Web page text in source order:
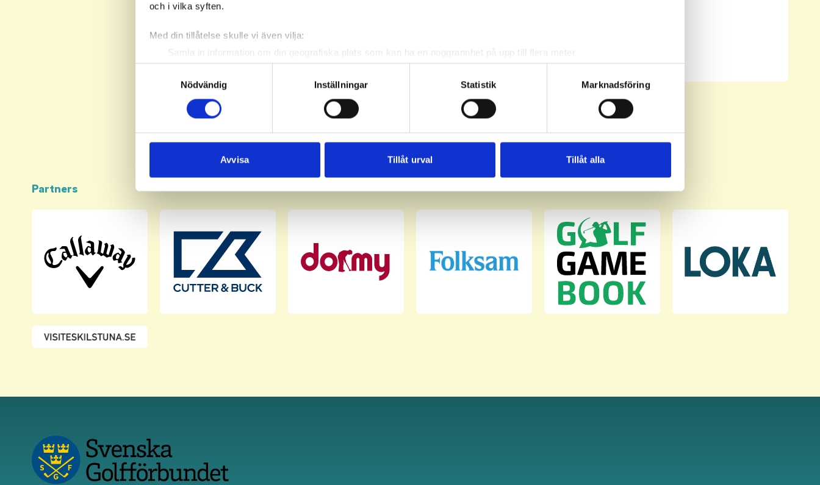
och i vilka syften.
Med din tillåtelse skulle vi även vilja:
Samla in information om din geografiska plats som kan ha en noggrannhet på upp till flera meter
Identifiera din enhet genom att aktivt skanna den för specifika kännetecken (fingeravtryck)
Ta reda på mer om hur dina personliga uppgifter behandlas och ställ in dina preferenser i
detaljsektionen. Du kan ändra
eller dra tillbaka ditt samtycke när som helst från cookie-förklaringen.
sociala medier och analysera vår trafik. Vi vidarebefordrar även sådana identifierare och annan information från din enhet
till de sociala medier och annons- och analysföretag som vi samarbetar med. Dessa kan i sin tur kombinera informationen
Nödvändig
Inställningar Statistik Marknadsföring
Avvisa Tillåt urval Tillåt alla
Se full leaderboard
Partners